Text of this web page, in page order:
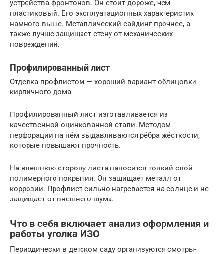
устройства фронтонов. Он стоит дороже, чем
пластиковый. Его эксплуатационных характеристик
намного выше. Металлический сайдинг прочнее, а
также лучше защищает стену от механических
повреждений.
Профилированный лист
Отделка профлистом — хороший вариант облицовки
кирпичного дома
Профилированный лист изготавливается из
качественной оцинкованной стали. Методом
перфорации на нём выдавливаются рёбра жёсткости,
которые повышают прочность.
На внешнюю сторону листа наносится тонкий слой
полимерного покрытия. Он защищает металл от
коррозии. Профлист сильно нагревается на солнце и не
защищает от внешнего шума.
Что в себя включает анализ оформления и
работы уголка ИЗО
Периодически в детском саду организуются смотры-